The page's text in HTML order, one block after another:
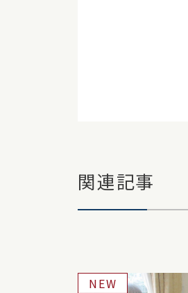
関連記事
NEW